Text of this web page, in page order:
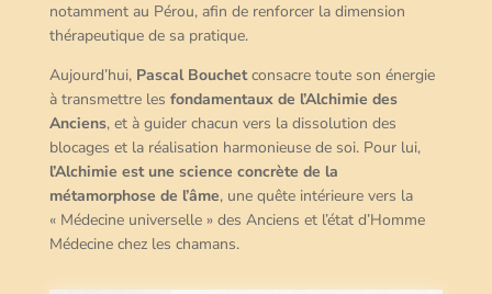
notamment au Pérou, afin de renforcer la dimension
thérapeutique de sa pratique.
Aujourd’hui, Pascal Bouchetconsacre toute son énergie
à transmettre les fondamentaux de l’Alchimie des
Anciens, et à guider chacun vers la dissolution des
blocages et la réalisation harmonieuse de soi. Pour lui,
l’Alchimie est une science concrète de la
métamorphose de l’âme, une quête intérieure vers la
« Médecine universelle » des Anciens et l’état d’Homme
Médecine chez les chamans.